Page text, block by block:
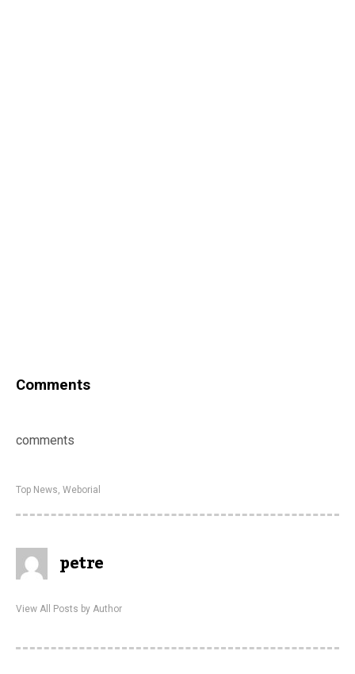
Comments
comments
Top News Weborial
petre
View All Posts by Author